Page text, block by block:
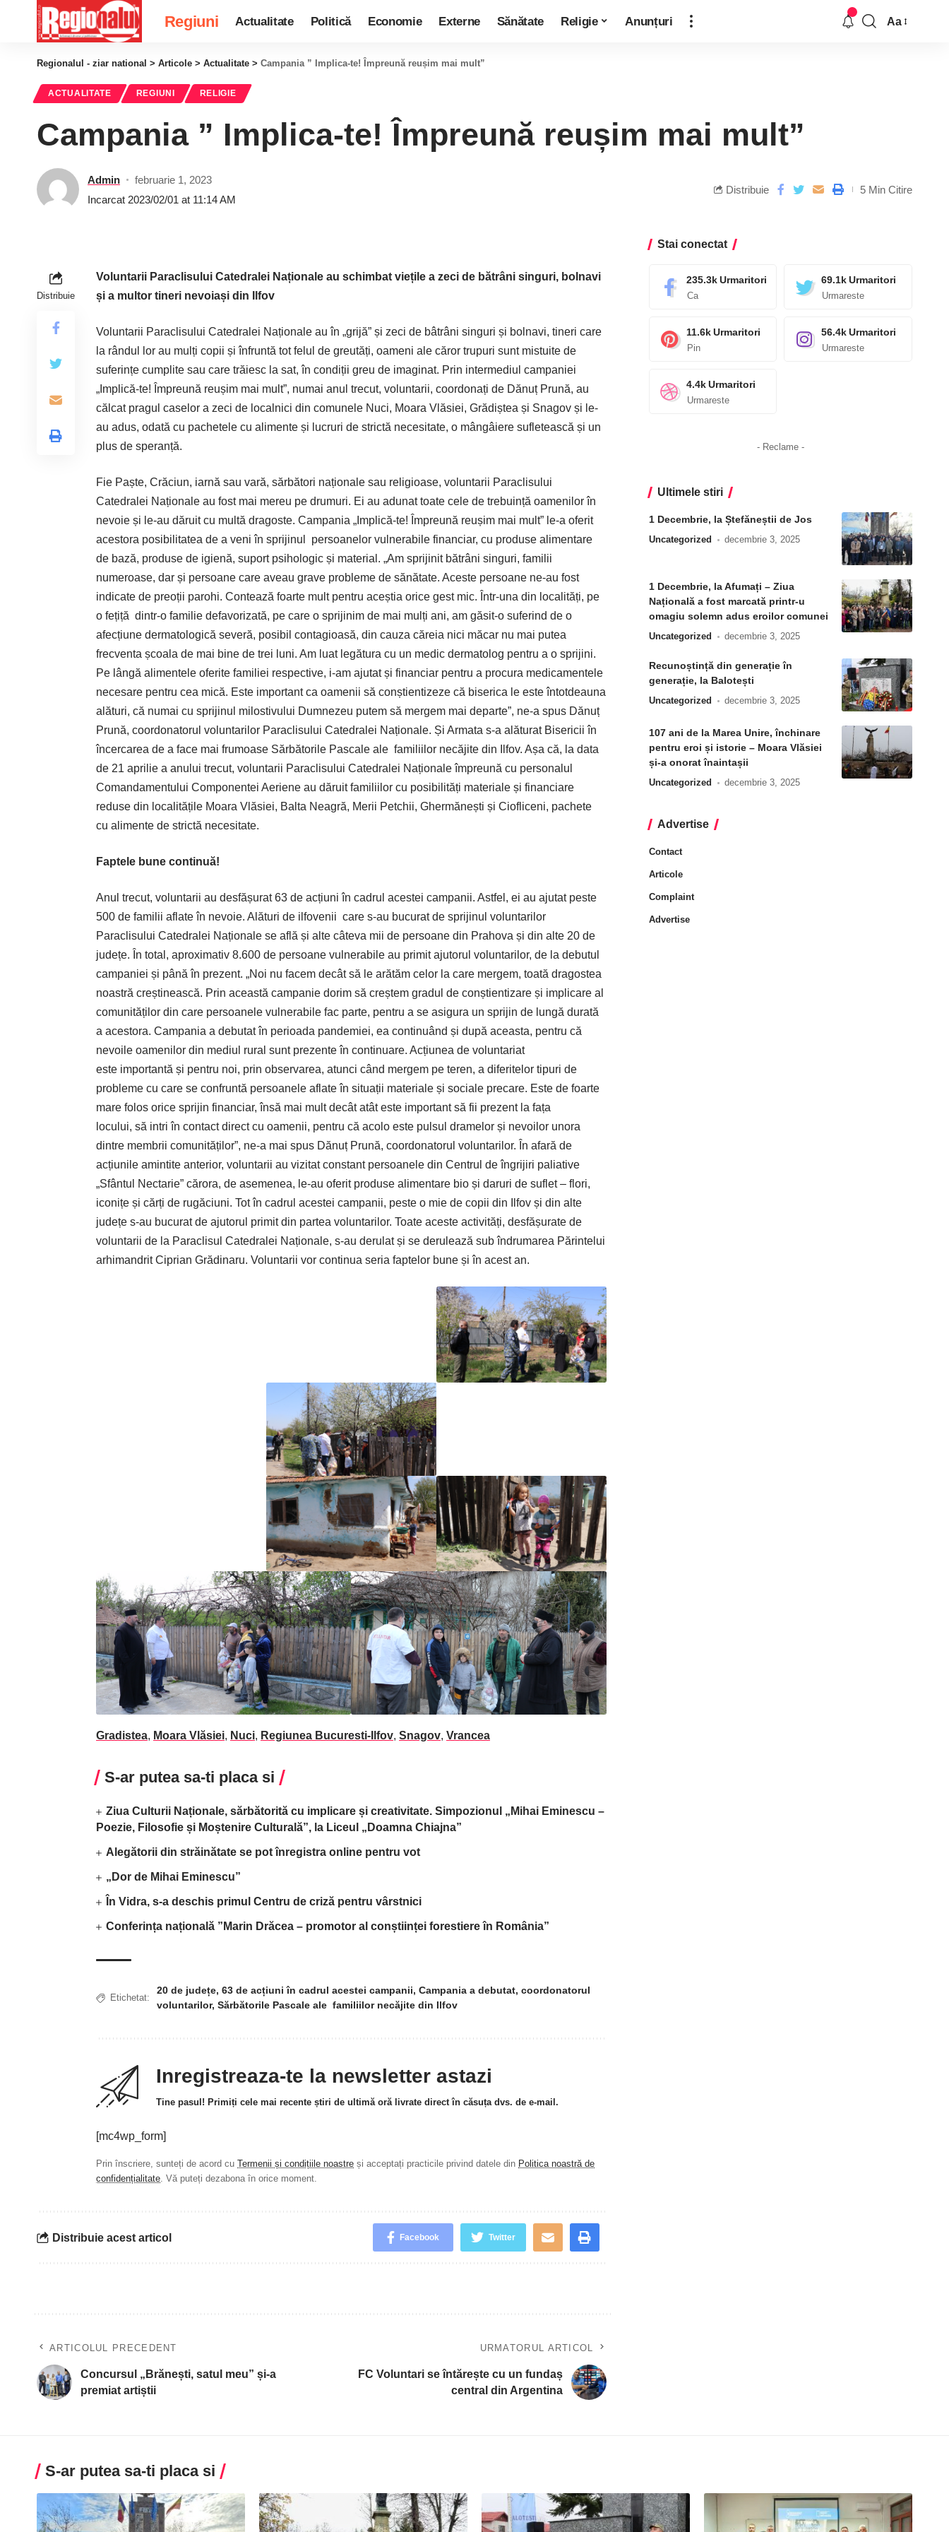
Regiuni Actualitate Politică Economie Externe Sănătate Religie Anunțuri Aa
Regionalul - ziar national > Articole > Actualitate > Campania ” Implica-te! Împreună reușim mai mult”
ACTUALITATE REGIUNI RELIGIE
Campania ” Implica-te! Împreună reușim mai mult”
Admin
februarie 1, 2023
Incarcat 2023/02/01 at 11:14 AM
Distribuie 5 Min Citire
Distribuie
Voluntarii Paraclisului Catedralei Naționale au schimbat viețile a zeci de bătrâni singuri, bolnavi
și a multor tineri nevoiași din Ilfov
Voluntarii Paraclisului Catedralei Naționale au în „grijă” și zeci de bâtrâni singuri și bolnavi, tineri care
la rândul lor au mulți copii și înfruntă tot felul de greutăți, oameni ale căror trupuri sunt mistuite de
suferințe cumplite sau care trăiesc la sat, în condiții greu de imaginat. Prin intermediul campaniei
„Implică-te! Împreună reușim mai mult”, numai anul trecut, voluntarii, coordonați de Dănuț Prună, au
călcat pragul caselor a zeci de localnici din comunele Nuci, Moara Vlăsiei, Grădiștea și Snagov și le-
au adus, odată cu pachetele cu alimente și lucruri de strictă necesitate, o mângâiere sufletească și un
plus de speranță.
Fie Paște, Crăciun, iarnă sau vară, sărbători naționale sau religioase, voluntarii Paraclisului
Catedralei Naționale au fost mai mereu pe drumuri. Ei au adunat toate cele de trebuință oamenilor în
nevoie și le-au dăruit cu multă dragoste. Campania „Implică-te! Împreună reușim mai mult” le-a oferit
acestora posibilitatea de a veni în sprijinul
persoanelor vulnerabile financiar, cu produse alimentare
de bază, produse de igienă, suport psihologic și material. „Am sprijinit bătrâni singuri, familii
numeroase, dar și persoane care aveau grave probleme de sănătate. Aceste persoane ­ne-au fost
indicate de preoții parohi. Contează foarte mult pentru aceștia orice gest mic. Într-una din localități, pe
o fețiță dintr-o familie defavorizată, pe care o sprijinim de mai mulți ani, am găsit-o suferind de o
afecțiune dermatologică severă, posibil contagioasă, din cauza căreia nici măcar nu mai putea
frecventa școala de mai bine de trei luni. Am luat legătura cu un medic dermatolog pentru a o sprijini.
Pe lângă alimentele oferite familiei respective, i-am ajutat și financiar pentru a procura medicamentele
necesare pentru cea mică. Este important ca oamenii să conștientizeze că biserica le este întotdeauna
alături, că numai cu sprijinul milostivului Dumnezeu putem să mergem mai departe”, ne-a spus Dănuț
Prună, coordonatorul voluntarilor Paraclisului Catedralei Naționale. Și Armata s-a alăturat Bisericii în
încercarea de a face mai frumoase Sărbătorile Pascale ale familiilor necăjite din Ilfov. Așa că, la data
de 21 aprilie a anului trecut, voluntarii Paraclisului Catedralei Naționale împreună cu personalul
Comandamentului Componentei Aeriene au dăruit familiilor cu posibilități materiale și financiare
reduse din localitățile Moara Vlăsiei, Balta Neagră, Merii Petchii, Ghermănești și Ciofliceni, pachete
cu alimente de strictă necesitate.
Faptele bune continuă!
Anul trecut, voluntarii au desfășurat 63 de acțiuni în cadrul acestei campanii. Astfel, ei au ajutat peste
500 de familii aflate în nevoie. Alături de ilfovenii care s-au bucurat de sprijinul voluntarilor
Paraclisului Catedralei Naționale se află și alte câteva mii de persoane din Prahova și din alte 20 de
județe. În total, aproximativ 8.600 de persoane vulnerabile au primit ajutorul voluntarilor, de la debutul
campaniei și până în prezent. „Noi nu facem decât să le arătăm celor la care mergem, toată dragostea
noastră creștinească. Prin această campanie dorim să creștem gradul de conștientizare și implicare al
comunităților din care persoanele vulnerabile fac parte, pentru a se asigura un sprijin de lungă durată
a acestora. Campania a debutat în perioada pandemiei, ea continuând și după aceasta, pentru că
nevoile oamenilor din mediul rural sunt prezente în continuare. Acțiunea de voluntariat
este importantă și pentru noi, prin observarea, atunci când mergem pe teren, a diferitelor tipuri de
probleme cu care se confruntă persoanele aflate în situații materiale și sociale precare. Este de foarte
mare folos orice sprijin financiar, însă mai mult decât atât este important să fii prezent la fața
locului, să intri în contact direct cu oamenii, pentru că acolo este pulsul dramelor și nevoilor unora
dintre membrii comunităților”, ne-a mai spus Dănuț Prună, coordonatorul voluntarilor. În afară de
acțiunile amintite anterior, voluntarii au vizitat constant persoanele din Centrul de îngrijiri paliative
„Sfântul Nectarie” cărora, de asemenea, ­le-au oferit produse alimentare bio și daruri de suflet – flori,
iconițe și cărți de rugăciuni. Tot în cadrul acestei campanii, peste o mie de copii din Ilfov și din alte
județe s-au bucurat de ajutorul primit din partea voluntarilor. Toate aceste activități, desfășurate de
voluntarii de la Paraclisul Catedralei Naționale, ­s-au derulat și se derulează sub îndrumarea Părintelui
arhimandrit Ciprian Grădinaru. Voluntarii vor continua seria faptelor bune și în acest an.
Gradistea, Moara Vlăsiei, Nuci, Regiunea Bucuresti-Ilfov, Snagov, Vrancea
S-ar putea sa-ti placa si
Ziua Culturii Naționale, sărbătorită cu implicare și creativitate. Simpozionul „Mihai Eminescu –
Poezie, Filosofie și Moștenire Culturală”, la Liceul „Doamna Chiajna”
Alegătorii din străinătate se pot înregistra online pentru vot
„Dor de Mihai Eminescu”
În Vidra, s-a deschis primul Centru de criză pentru vârstnici
Conferința națională ”Marin Drăcea – promotor al conștiinței forestiere în România”
Etichetat:
20 de județe, 63 de acțiuni în cadrul acestei campanii, Campania a debutat, coordonatorul
voluntarilor, Sărbătorile Pascale ale familiilor necăjite din Ilfov
Inregistreaza-te la newsletter astazi
Tine pasul! Primiți cele mai recente știri de ultimă oră livrate direct în căsuța dvs. de e-mail.
[mc4wp_form]
Prin înscriere, sunteți de acord cu Termenii și condițiile noastre și acceptați practicile privind datele din Politica noastră de
confidențialitate. Vă puteți dezabona în orice moment.
Distribuie acest articol Facebook Twitter
ARTICOLUL PRECEDENT
Concursul „Brănești, satul meu” și-a
premiat artiștii
URMATORUL ARTICOL
FC Voluntari se întărește cu un fundaș
central din Argentina
Stai conectat
235.3k Urmaritori
Ca
69.1k Urmaritori
Urmareste
11.6k Urmaritori
Pin
56.4k Urmaritori
Urmareste
4.4k Urmaritori
Urmareste
- Reclame -
Ultimele stiri
1 Decembrie, la Ștefăneștii de Jos
Uncategorized decembrie 3, 2025
1 Decembrie, la Afumați – Ziua
Națională a fost marcată printr-u
omagiu solemn adus eroilor comunei
Uncategorized decembrie 3, 2025
Recunoștință din generație în
generație, la Balotești
Uncategorized decembrie 3, 2025
107 ani de la Marea Unire, închinare
pentru eroi și istorie – Moara Vlăsiei
și-a onorat înaintașii
Uncategorized decembrie 3, 2025
Advertise
Contact
Articole
Complaint
Advertise
S-ar putea sa-ti placa si